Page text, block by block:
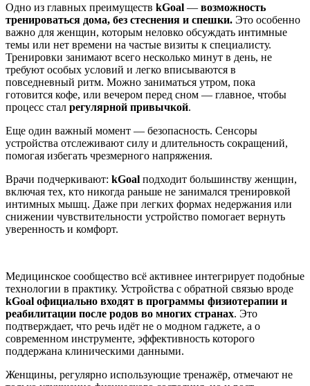
Одно из главных преимуществ kGoal — возможность
тренироваться дома, без стеснения и спешки. Это особенно
важно для женщин, которым неловко обсуждать интимные
темы или нет времени на частые визиты к специалисту.
Тренировки занимают всего несколько минут в день, не
требуют особых условий и легко вписываются в
повседневный ритм. Можно заниматься утром, пока
готовится кофе, или вечером перед сном — главное, чтобы
процесс стал регулярной привычкой.
Еще один важный момент — безопасность. Сенсоры
устройства отслеживают силу и длительность сокращений,
помогая избегать чрезмерного напряжения.
Врачи подчеркивают: kGoal подходит большинству женщин,
включая тех, кто никогда раньше не занимался тренировкой
интимных мышц. Даже при легких формах недержания или
снижении чувствительности устройство помогает вернуть
уверенность и комфорт.
Медицинское сообщество всё активнее интегрирует подобные
технологии в практику. Устройства с обратной связью вроде
kGoal официально входят в программы физиотерапии и
реабилитации после родов во многих странах. Это
подтверждает, что речь идёт не о модном гаджете, а о
современном инструменте, эффективность которого
поддержана клиническими данными.
Женщины, регулярно использующие тренажёр, отмечают не